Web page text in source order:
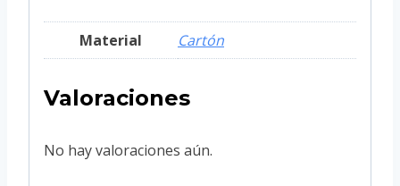
Material Cartón
Valoraciones
No hay valoraciones aún.